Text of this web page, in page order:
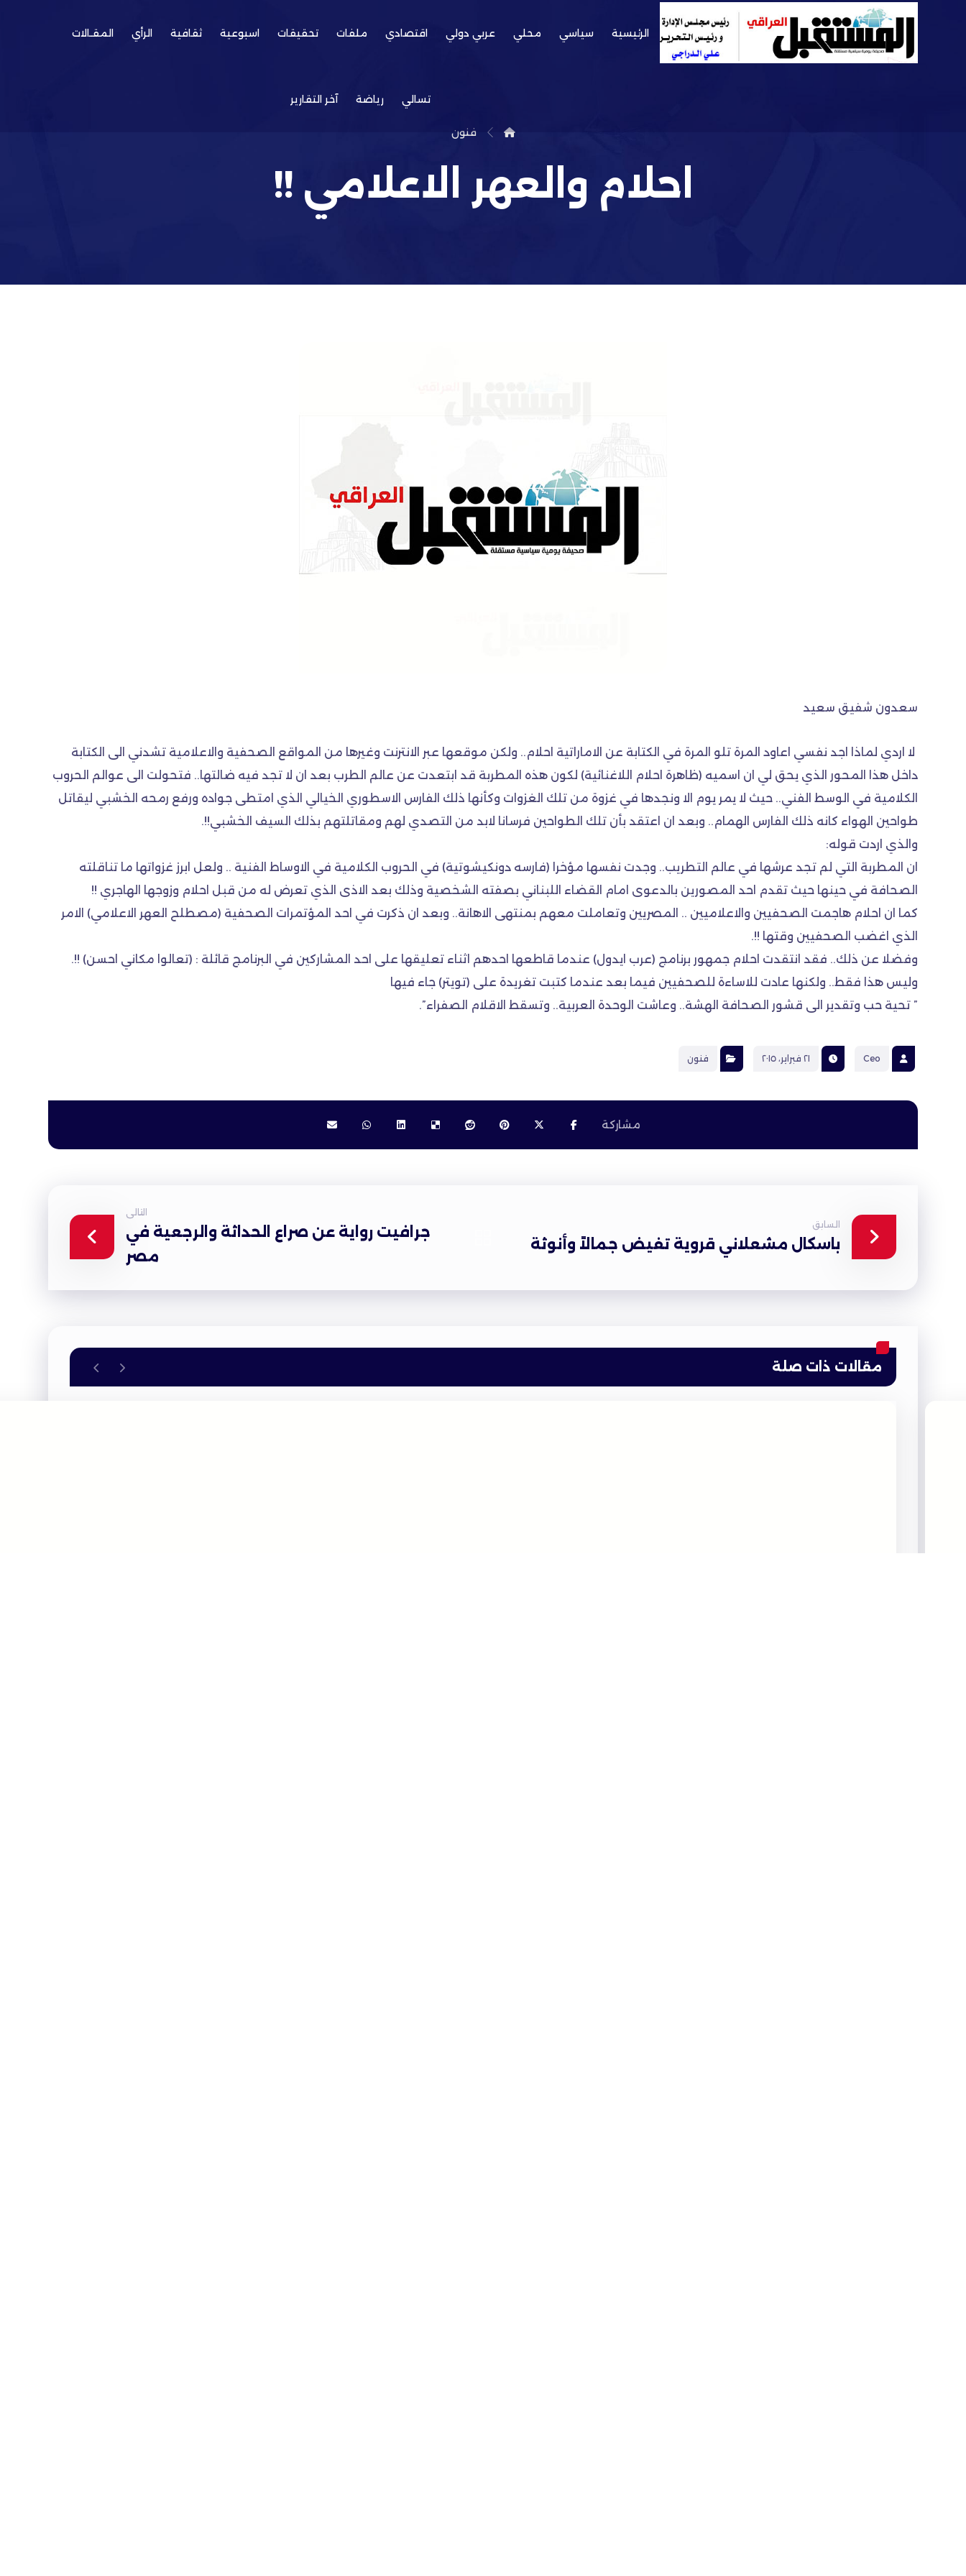
الرئيسية سياسي محلي عربي دولي اقتصادي ملفات تحقيقات اسبوعية ثقافية الرأي المقـالات
تسالي رياضة آخر التقارير
فنون
احلام والعهر الاعلامي !!
سعدون شفيق سعيد
لا اردي لماذا اجد نفسي اعاود المرة تلو المرة في الكتابة عن الاماراتية احلام.. ولكن موقعها عبر الانترنت وغيرها من المواقع الصحفية والاعلامية تشدني الى الكتابة
داخل هذا المحور الذي يحق لي ان اسميه (ظاهرة احلام اللاغنائية) لكون هذه المطربة قد ابتعدت عن عالم الطرب بعد ان لا تجد فيه ضالتها.. فتحولت الى عوالم الحروب
الكلامية في الوسط الفني.. حيث لا يمر يوم الا ونجدها في غزوة من تلك الغزوات وكأنها ذلك الفارس الاسطوري الخيالي الذي امتطى جواده ورفع رمحه الخشبي ليقاتل
طواحين الهواء كانه ذلك الفارس الهمام.. وبعد ان اعتقد بأن تلك الطواحين فرسانا لابد من التصدي لهم ومقاتلتهم بذلك السيف الخشبي!!.
والذي اردت قوله:
ان المطربة التي لم تجد عرشها في عالم التطريب.. وجدت نفسها مؤخرا (فارسه دونكيشوتية) في الحروب الكلامية في الاوساط الفنية .. ولعل ابرز غزواتها ما تناقلته
الصحافة في حينها حيث تقدم احد المصورين بالدعوى امام القضاء اللبناني بصفته الشخصية وذلك بعد الاذى الذي تعرض له من قبل احلام وزوجها الهاجري !!
كما ان احلام هاجمت الصحفيين والاعلاميين .. المصريين وتعاملت معهم بمنتهى الاهانة.. وبعد ان ذكرت في احد المؤتمرات الصحفية (مصطلح العهر الاعلامي) الامر
الذي اغضب الصحفيين وقتها !!.
وفضلا عن ذلك.. فقد انتقدت احلام جمهور برنامج (عرب ايدول) عندما قاطعها احدهم اثناء تعليقها على احد المشاركين في البرنامج قائلة : (تعالوا مكاني احسن) !!.
وليس هذا فقط.. ولكنها عادت للاساءة للصحفيين فيما بعد عندما كتبت تغريدة على (تويتر) جاء فيها
” تحية حب وتقدير الى قشور الصحافة الهشة.. وعاشت الوحدة العربية.. وتسقط الاقلام الصفراء”.
Ceo ٢١ فبراير، ٢٠١٥ فنون
السابق
باسكال مشعلاني قروية تفيض جمالاً وأنوثة
التالى
جرافيت رواية عن صراع الحداثة والرجعية في
مصر
مقالات ذات صلة